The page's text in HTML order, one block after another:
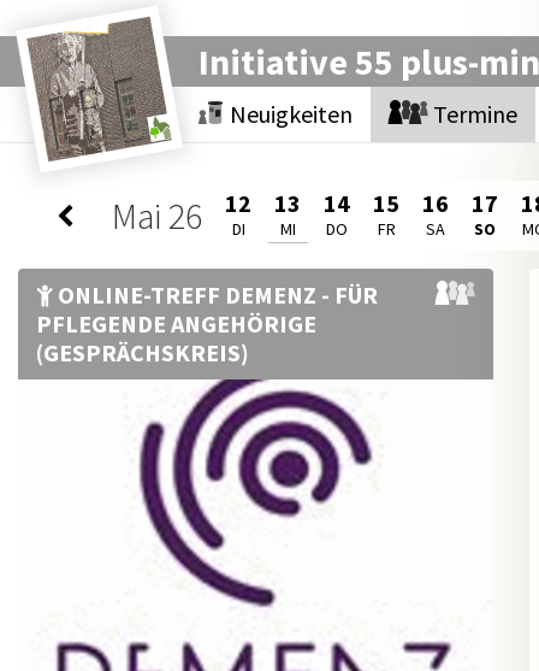
Initiative 55 plus-
Neuigkeiten Termine
Mai 26 12
DI
13
MI
14
DO
15
FR
16
SA
17
SO
ONLINE-TREFF DEMENZ - FÜR
PFLEGENDE ANGEHÖRIGE
(GESPRÄCHSKREIS)